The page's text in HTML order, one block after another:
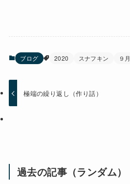
ブログ 2020 スナフキン ９月
極端の繰り返し（作り話）
過去の記事（ランダム）